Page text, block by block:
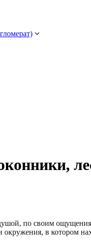
по своим
окружения, в котором